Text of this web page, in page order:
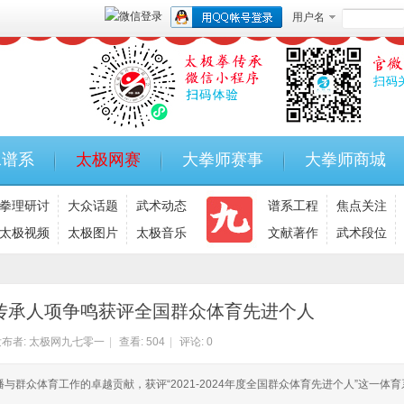
用户名
系 太极网赛 大拳师赛事 大拳师商城
理研讨 大众话题
武术动态
极视频
太极图片 太极音乐
谱系工程
焦点关注
文献著作
武术段位
人项争鸣获评全国群众体育先进个人
者: 太极网九七零一 查看: 504 评论: 0
群众体育工作的卓越贡献，获评“2021-2024年度全国群众体育先进个人”这一体育